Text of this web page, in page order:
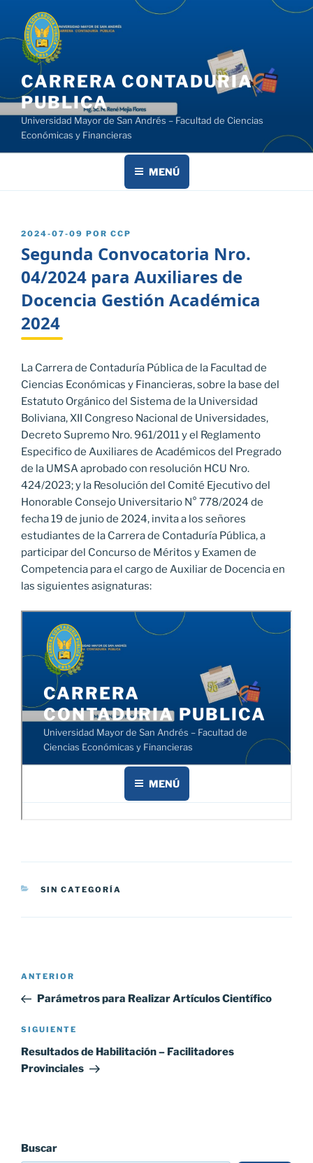
contenido
CARRERA CONTADURIA
PUBLICA
Universidad Mayor de San Andrés – Facultad de Ciencias
Económicas y Financieras
MENÚ
PUBLICADO
2024-07-09 POR CCP
Segunda Convocatoria Nro.
04/2024 para Auxiliares de
Docencia Gestión Académica
2024
La Carrera de Contaduría Pública de la Facultad de
Ciencias Económicas y Financieras, sobre la base del
Estatuto Orgánico del Sistema de la Universidad
Boliviana, XII Congreso Nacional de Universidades,
Decreto Supremo Nro. 961/2011 y el Reglamento
Especifico de Auxiliares de Académicos del Pregrado
de la UMSA aprobado con resolución HCU Nro.
424/2023; y la Resolución del Comité Ejecutivo del
Honorable Consejo Universitario N° 778/2024 de
fecha 19 de junio de 2024, invita a los señores
estudiantes de la Carrera de Contaduría Pública, a
participar del Concurso de Méritos y Examen de
Competencia para el cargo de Auxiliar de Docencia en
las siguientes asignaturas:
CATEGORÍAS
SIN CATEGORÍA
Navegación
entradas
Entrada
anterior:
ANTERIOR
Parámetros para Realizar Artículos Científico
Siguiente
entrada
SIGUIENTE
Resultados de Habilitación – Facilitadores
Provinciales
Buscar